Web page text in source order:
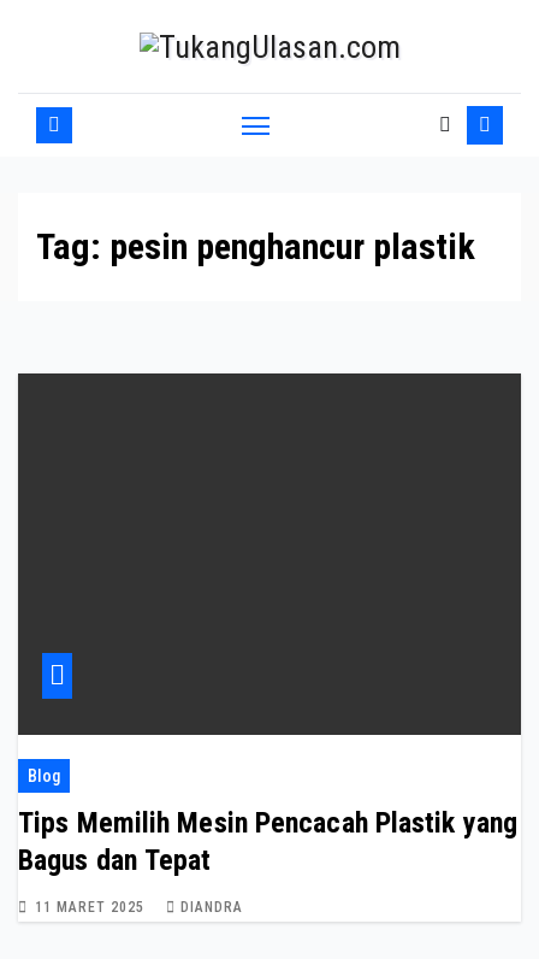
content
Tag: pesin penghancur plastik
Blog
Tips Memilih Mesin Pencacah Plastik yang
Bagus dan Tepat
11 MARET 2025 DIANDRA